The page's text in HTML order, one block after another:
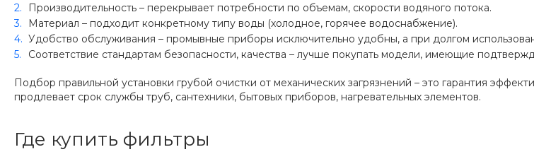
Производительность – перекрывает потребности по объемам, скорости водяного потока.
Материал – подходит конкретному типу воды (холодное, горячее водоснабжение).
Удобство обслуживания – промывные приборы исключительно удобны, а при долгом
Соответствие стандартам безопасности, качества – лучше покупать модели, имеющие
Подбор правильной установки грубой очистки от механических загрязнений – это гарантия
продлевает срок службы труб, сантехники, бытовых приборов, нагревательных элементов.
Где купить фильтры